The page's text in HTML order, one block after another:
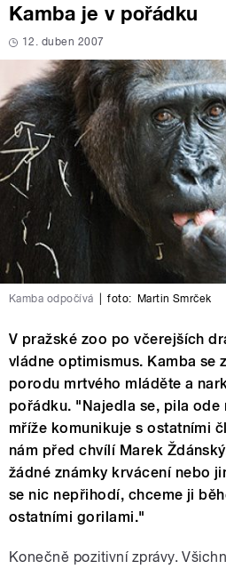
Kamba je v pořádku
12. duben 2007
Kamba odpočívá foto: Martin Smrček
V pražské zoo po včerejších
vládne optimismus. Kamba se
porodu mrtvého mláděte a
pořádku. "Najedla se, pila ode
mříže komunikuje s ostatními
nám před chvílí Marek
žádné známky krvácení nebo
se nic nepřihodí, chceme ji
ostatními gorilami."
Konečně pozitivní zprávy.